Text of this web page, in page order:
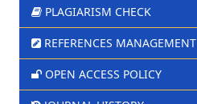
PLAGIARISM CHECK
REFERENCES MANAGEMENT
OPEN ACCESS POLICY